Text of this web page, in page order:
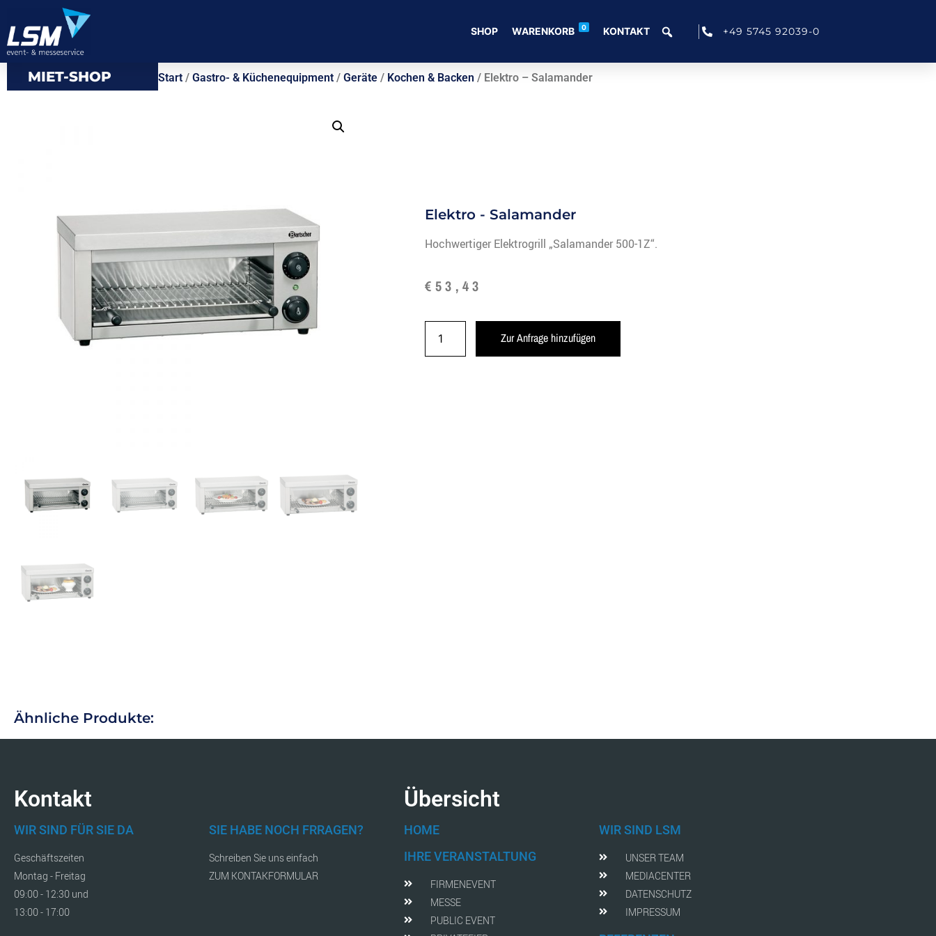
SHOP WARENKORB 0 KONTAKT +49 5745 92039-0
MIET-SHOP Start/ Gastro- & Küchenequipment/ Geräte/ Kochen & Backen / Elektro – Salamander
Elektro - Salamander
Hochwertiger Elektrogrill „Salamander 500-1Z“.
€ 53,43
Zur Anfrage hinzufügen
Ähnliche Produkte:
Kontakt Übersicht
WIR SIND FÜR SIE DA
Geschäftszeiten
Montag - Freitag
09:00 - 12:30 und
13:00 - 17:00
SIE HABE NOCH FRRAGEN?
Schreiben Sie uns einfach
ZUM KONTAKFORMULAR
HOME
IHRE VERANSTALTUNG
FIRMENEVENT
MESSE
PUBLIC EVENT
WIR SIND LSM
UNSER TEAM
MEDIACENTER
DATENSCHUTZ
IMPRESSUM